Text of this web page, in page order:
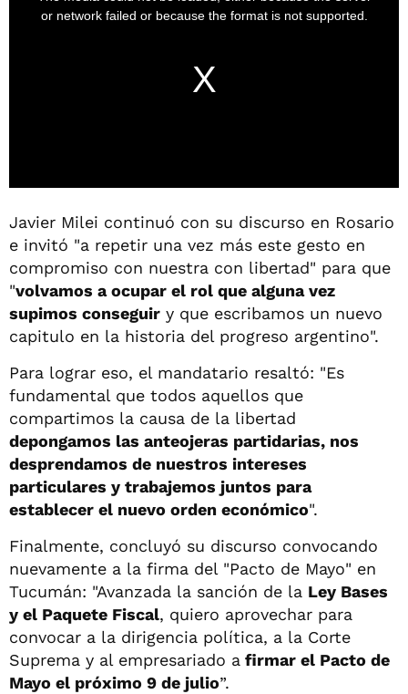
Javier Milei continuó con su discurso en Rosario
e invitó "a repetir una vez más este gesto en
compromiso con nuestra con libertad" para que
"volvamos a ocupar el rol que alguna vez
supimos conseguir y que escribamos un nuevo
capitulo en la historia del progreso argentino".
Para lograr eso, el mandatario resaltó: "Es
fundamental que todos aquellos que
compartimos la causa de la libertad
depongamos las anteojeras partidarias, nos
desprendamos de nuestros intereses
particulares y trabajemos juntos para
establecer el nuevo orden económico".
Finalmente, concluyó su discurso convocando
nuevamente a la firma del "Pacto de Mayo" en
Tucumán: "Avanzada la sanción de la Ley Bases
y el Paquete Fiscal, quiero aprovechar para
convocar a la dirigencia política, a la Corte
Suprema y al empresariado a firmar el Pacto de
Mayo el próximo 9 de julio”.